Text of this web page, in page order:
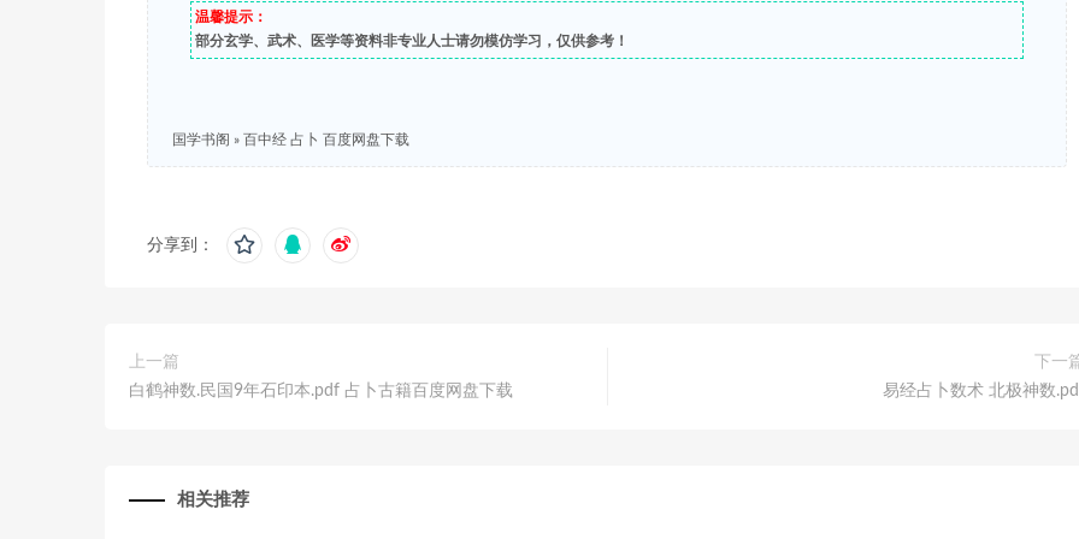
温馨提示：
部分玄学、武术、医学等资料非专业人士请勿模仿学习，仅供参考！
国学书阁 » 百中经 占卜 百度网盘下载
分享到：
上一篇
白鹤神数.民国9年石印本.pdf 占卜古籍百度网盘下载
下一
易经占卜数术 北极神数
相关推荐